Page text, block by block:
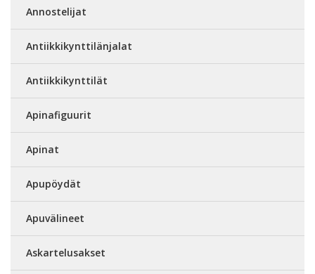
Annostelijat
Antiikkikynttilänjalat
Antiikkikynttilät
Apinafiguurit
Apinat
Apupöydät
Apuvälineet
Askartelusakset